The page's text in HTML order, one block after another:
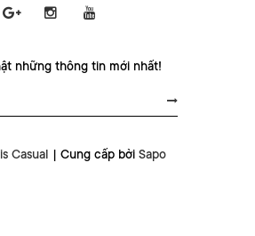
những thông tin mới nhất!
Casual | Cung cấp bởi Sapo